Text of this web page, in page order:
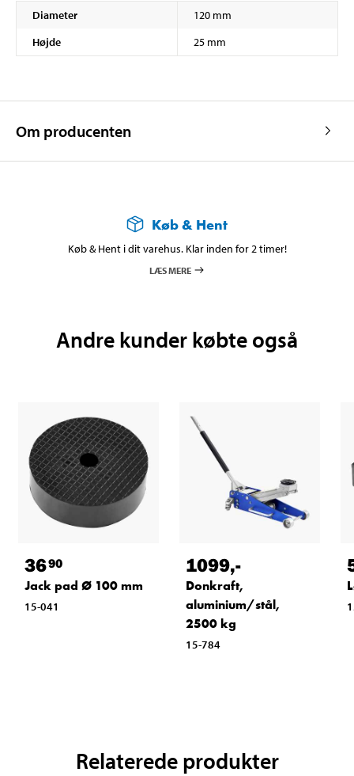
Diameter
120 mm
Højde
25 mm
Om producenten
Køb & Hent
Køb & Hent i dit varehus. Klar inden for 2 timer!
LÆS MERE
Andre kunder købte også
3690
Jack pad Ø 100 mm
15-041
1099,-
Donkraft,
aluminium/stål,
2500 kg
15-784
Relaterede produkter